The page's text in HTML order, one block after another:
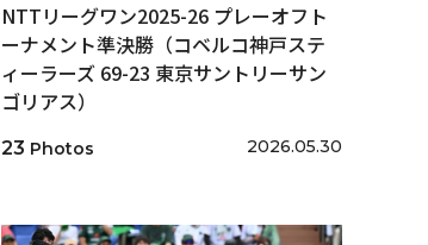
NTTリーグワン2025-26 プレーオフト
ーナメント準決勝（コベルコ神戸ステ
ィーラーズ 69-23 東京サントリーサン
ゴリアス）
23 Photos 2026.05.30